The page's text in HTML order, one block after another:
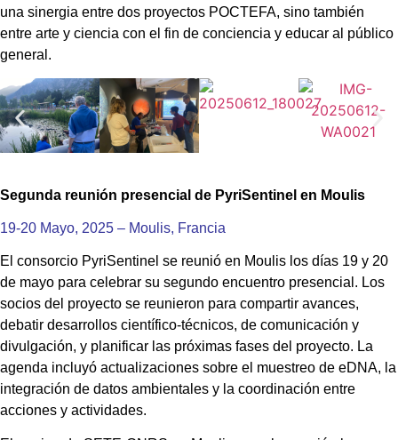
una sinergia entre dos proyectos POCTEFA, sino también
entre arte y ciencia con el fin de conciencia y educar al público
general.
Segunda reunión presencial de PyriSentinel en Moulis
19-20 Mayo, 2025 – Moulis, Francia
El consorcio PyriSentinel se reunió en Moulis los días 19 y 20
de mayo para celebrar su segundo encuentro presencial. Los
socios del proyecto se reunieron para compartir avances,
debatir desarrollos científico-técnicos, de comunicación y
divulgación, y planificar las próximas fases del proyecto. La
agenda incluyó actualizaciones sobre el muestreo de eDNA, la
integración de datos ambientales y la coordinación entre
acciones y actividades.